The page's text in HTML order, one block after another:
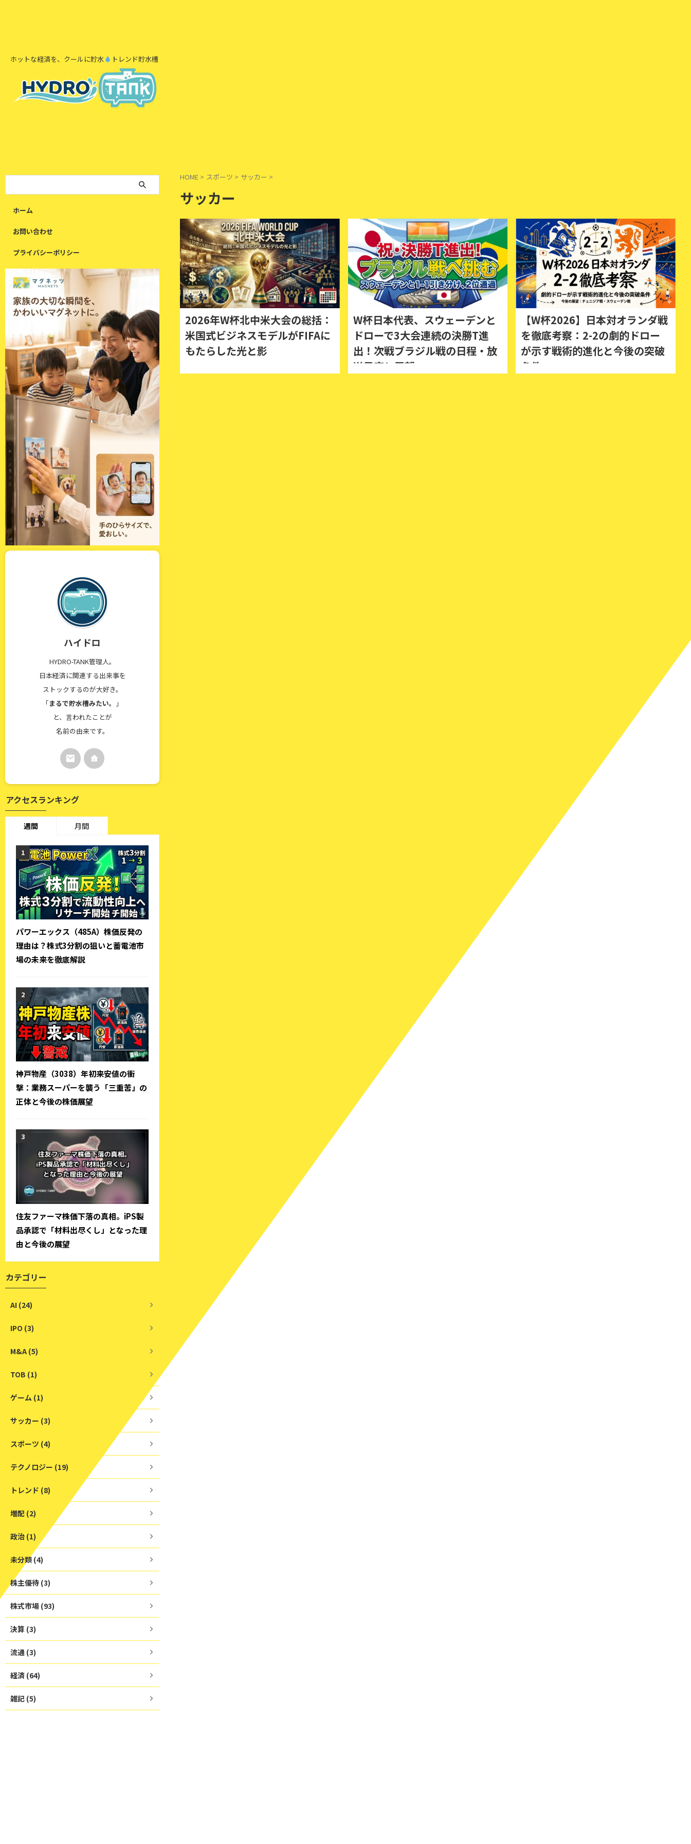
ホットな経済を、クールに貯水 トレンド貯水槽
HOME > スポーツ > サッカー >
サッカー
2026年W杯北中米大会の総括：
米国式ビジネスモデルがFIFAに
もたらした光と影
W杯日本代表、スウェーデンと
ドローで3大会連続の決勝T進
出！次戦ブラジル戦の日程・放
送予定と展望
【W杯2026】日本対オランダ戦
を徹底考察：2-2の劇的ドロー
が示す戦術的進化と今後の突破
条件
ホーム
お問い合わせ
プライバシーポリシー
ハイドロ
HYDRO-TANK管理人。
日本経済に関連する出来事を
ストックするのが大好き。
「まるで貯水槽みたい。
」
と、言われたことが
名前の由来です。
アクセスランキング
週間 月間
パワーエックス（485A）株価反発の
理由は？株式3分割の狙いと蓄電池市
場の未来を徹底解説
神戸物産（3038）年初来安値の衝
撃：業務スーパーを襲う「三重苦」の
正体と今後の株価展望
住友ファーマ株価下落の真相。iPS製
品承認で「材料出尽くし」となった理
由と今後の展望
カテゴリー
AI (24)
IPO (3)
M&A (5)
TOB (1)
ゲーム (1)
サッカー (3)
スポーツ (4)
テクノロジー (19)
トレンド (8)
増配 (2)
政治 (1)
未分類 (4)
株主優待 (3)
株式市場 (93)
決算 (3)
流通 (3)
経済 (64)
雑記 (5)